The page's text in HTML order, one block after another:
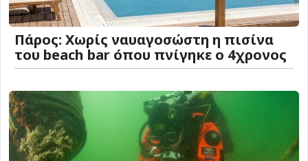
Πάρος: Χωρίς ναυαγοσώστη η πισίνα
του beach bar όπου πνίγηκε ο 4χρονος